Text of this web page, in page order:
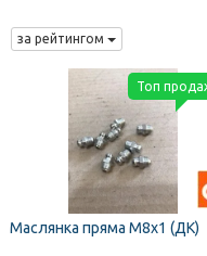
за рейтингом
Маслянка пряма М8x1 (ДК)
Топ